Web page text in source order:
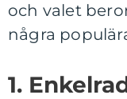
och valet
några
1.